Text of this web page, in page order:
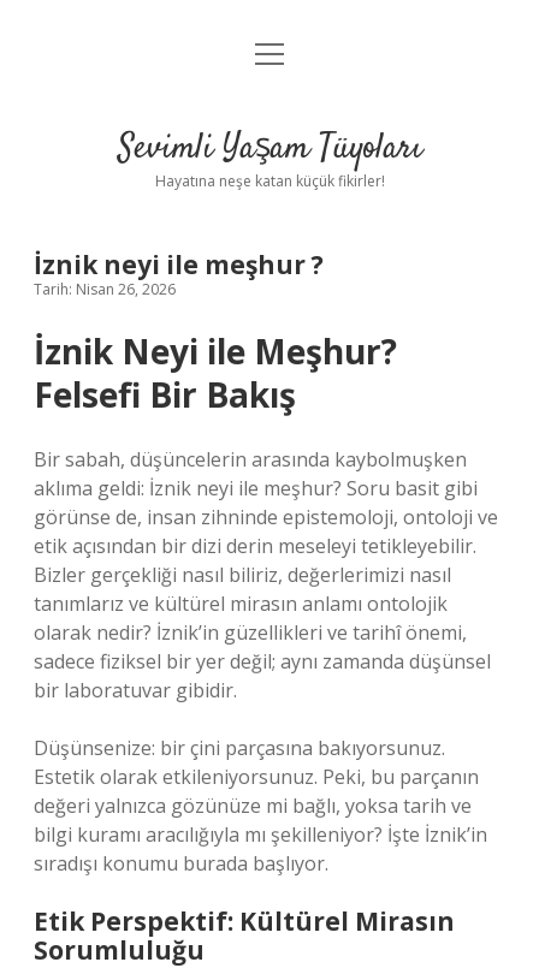
Anasayfa
Yasal Uyarı
menüyü
Sevimli Yaşam Tüyoları
Hayatına neşe katan küçük fikirler!
İznik neyi ile meşhur ?
Tarih: Nisan 26, 2026
İznik Neyi ile Meşhur?
Felsefi Bir Bakış
Bir sabah, düşüncelerin arasında kaybolmuşken
aklıma geldi: İznik neyi ile meşhur? Soru basit gibi
görünse de, insan zihninde epistemoloji, ontoloji ve
etik açısından bir dizi derin meseleyi tetikleyebilir.
Bizler gerçekliği nasıl biliriz, değerlerimizi nasıl
tanımlarız ve kültürel mirasın anlamı ontolojik
olarak nedir? İznik’in güzellikleri ve tarihî önemi,
sadece fiziksel bir yer değil; aynı zamanda düşünsel
bir laboratuvar gibidir.
Düşünsenize: bir çini parçasına bakıyorsunuz.
Estetik olarak etkileniyorsunuz. Peki, bu parçanın
değeri yalnızca gözünüze mi bağlı, yoksa tarih ve
bilgi kuramı aracılığıyla mı şekilleniyor? İşte İznik’in
sıradışı konumu burada başlıyor.
Etik Perspektif: Kültürel Mirasın
Sorumluluğu